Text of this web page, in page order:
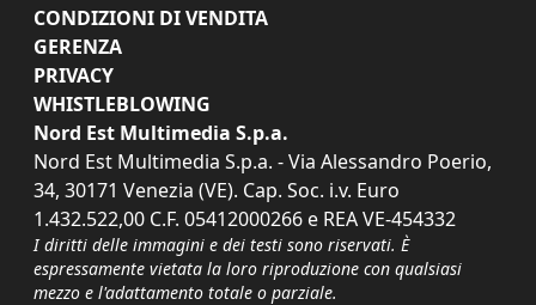
CONDIZIONI DI VENDITA
GERENZA
PRIVACY
WHISTLEBLOWING
Nord Est Multimedia S.p.a.
Nord Est Multimedia S.p.a. - Via Alessandro Poerio,
34, 30171 Venezia (VE). Cap. Soc. i.v. Euro
1.432.522,00 C.F. 05412000266 e REA VE-454332
I diritti delle immagini e dei testi sono riservati. È
espressamente vietata la loro riproduzione con qualsiasi
mezzo e l'adattamento totale o parziale.